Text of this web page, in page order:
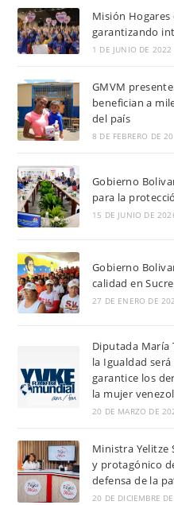
Misión Hogares
garantizando
1 DE JUNIO DE 2022
GMVM
benefician a
del país
8 DE FEBRERO DE
Gobierno
para la
15 DE JUNIO DE
Gobierno
calidad en Sucre
27 DE ENERO DE
Diputada María
la Igualdad
garantice los
la mujer
20 DE MARZO DE
Ministra Yelitze
y protagónico
defensa de la
20 DE DICIEMBRE